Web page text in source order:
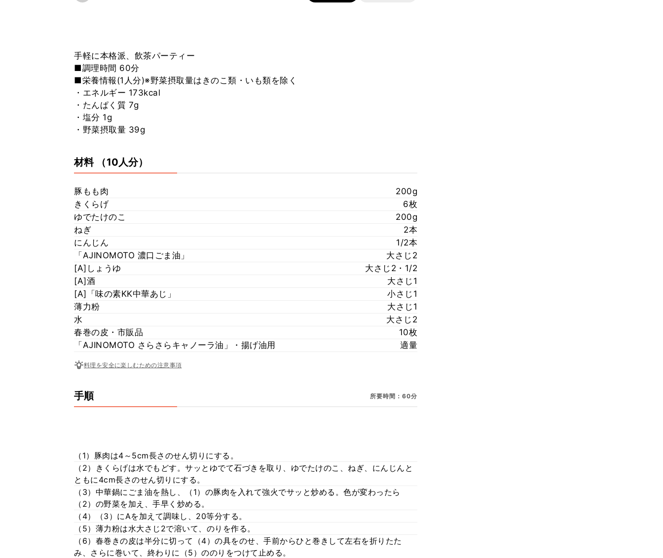
手軽に本格派、飲茶パーティー
■調理時間 60分
■栄養情報(1人分)※野菜摂取量はきのこ類・いも類を除く
・エネルギー 173kcal
・たんぱく質 7g
・塩分 1g
・野菜摂取量 39g
材料 （10人分）
豚もも肉
200g
きくらげ
6枚
ゆでたけのこ
200g
ねぎ
2本
にんじん
1/2本
「AJINOMOTO 濃口ごま油」
大さじ2
[A]しょうゆ
大さじ2・1/2
[A]酒
大さじ1
[A]「味の素KK中華あじ」
小さじ1
薄力粉
大さじ1
水
大さじ2
春巻の皮・市販品
10枚
「AJINOMOTO さらさらキャノーラ油」・揚げ油用
適量
料理を安全に楽しむための注意事項
手順 所要時間：60分
（1）豚肉は4～5cm長さのせん切りにする。
（2）きくらげは水でもどす。サッとゆでて石づきを取り、ゆでたけのこ、ねぎ、にんじんと
ともに4cm長さのせん切りにする。
（3）中華鍋にごま油を熱し、（1）の豚肉を入れて強火でサッと炒める。色が変わったら
（2）の野菜を加え、手早く炒める。
（4）（3）にAを加えて調味し、20等分する。
（5）薄力粉は水大さじ2で溶いて、のりを作る。
（6）春巻きの皮は半分に切って（4）の具をのせ、手前からひと巻きして左右を折りたた
み、さらに巻いて、終わりに（5）ののりをつけて止める。